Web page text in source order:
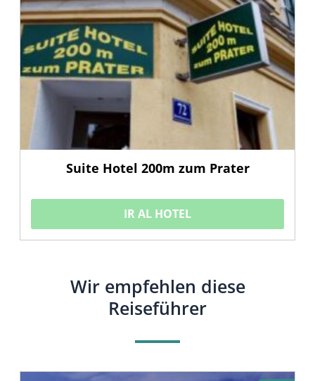
Suite Hotel 200m zum Prater
IR AL HOTEL
Wir empfehlen diese
Reiseführer